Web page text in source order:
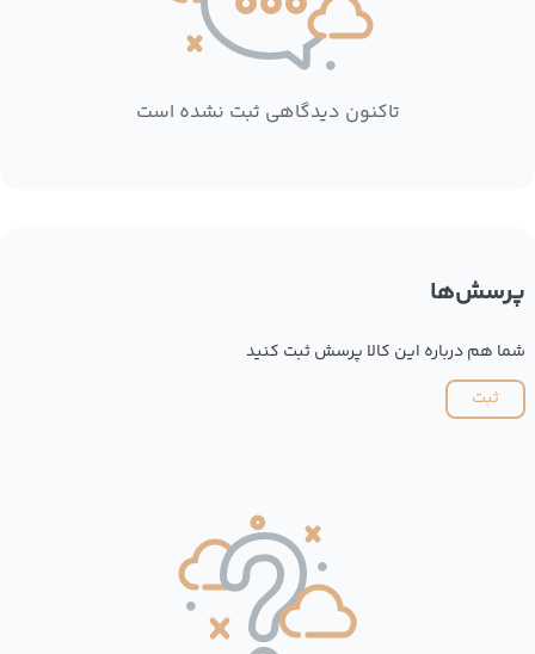
تاکنون دیدگاهی ثبت نشده است
پرسش‌ها
شما هم درباره این کالا پرسش ثبت کنید
ثبت